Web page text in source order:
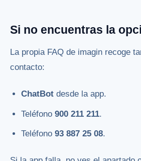
Si no encuentras la
La propia FAQ de imagin recoge
contacto:
ChatBot desde la app.
Teléfono900 211 211.
Teléfono93 887 25 08.